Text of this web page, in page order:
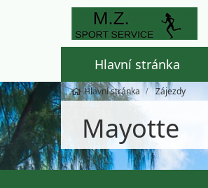
Hlavní stránka
Hlavní stránka Zájezdy
Mayotte